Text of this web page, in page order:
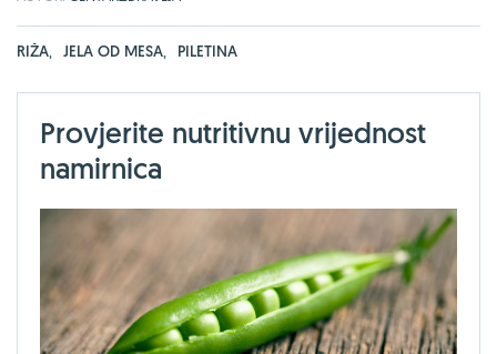
RIŽA, JELA OD MESA, PILETINA
Provjerite nutritivnu vrijednost
namirnica